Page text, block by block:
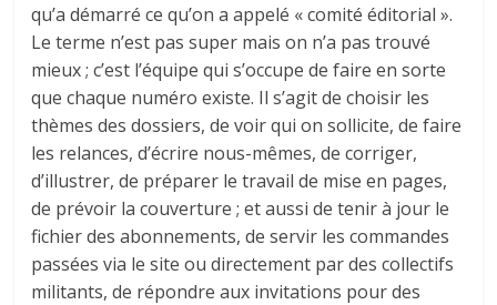
qu’a démarré ce qu’on a appelé « comité éditorial ».
Le terme n’est pas super mais on n’a pas trouvé
mieux ; c’est l’équipe qui s’occupe de faire en sorte
que chaque numéro existe. Il s’agit de choisir les
thèmes des dossiers, de voir qui on sollicite, de faire
les relances, d’écrire nous-mêmes, de corriger,
d’illustrer, de préparer le travail de mise en pages,
de prévoir la couverture ; et aussi de tenir à jour le
fichier des abonnements, de servir les commandes
passées via le site ou directement par des collectifs
militants, de répondre aux invitations pour des